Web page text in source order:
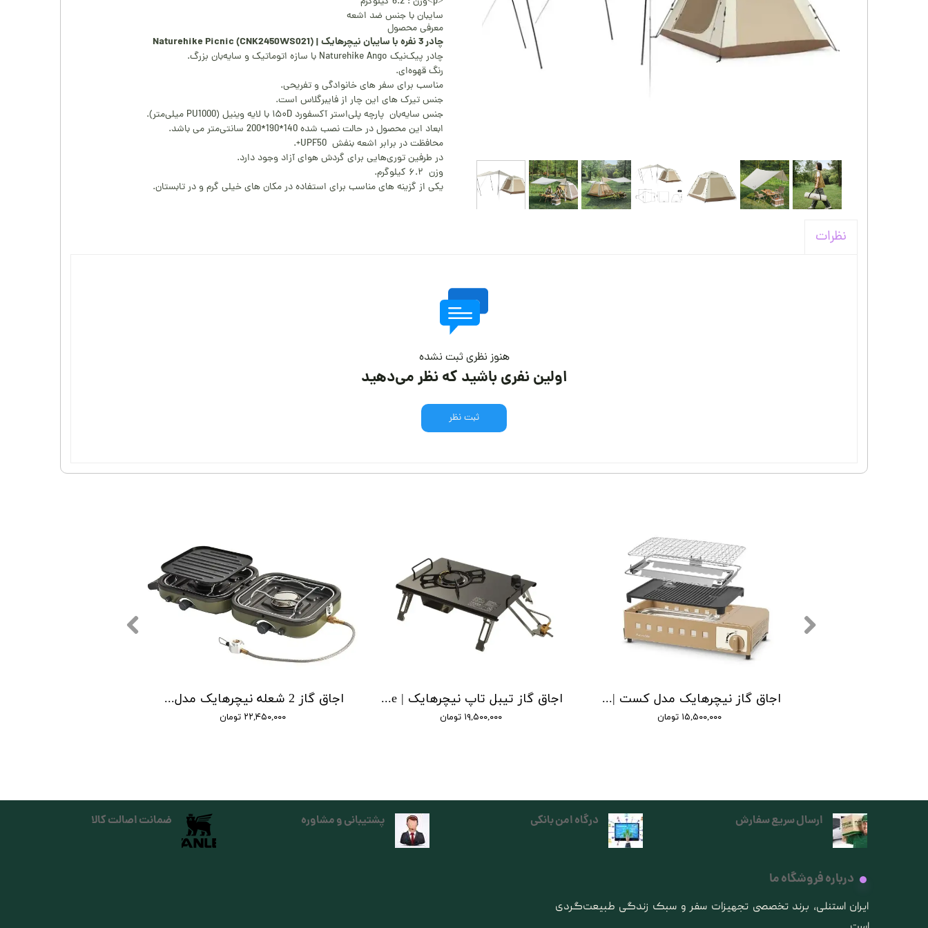
کیف و اکسسوری استنلی
سایبان با جنس ضد اشعه
معرفی محصول
چادر 3 نفره با سایبان نیچرهایک | Naturehike Picnic (CNK2450WS021)
چادر پیک‌نیک Naturehike Ango با سازه اتوماتیک و سایه‌بان بزرگ.
رنگ قهوه‌ای.
مناسب برای سفر های خانوادگی و تفریحی.
جنس تیرک های این چار از فایبرگلاس است.
جنس سایه‌بان پارچه پلی‌استر آکسفورد ۱۵۰D با لایه وینیل (PU1000 میلی‌متر).
ابعاد این محصول در حالت نصب شده 140*190*200 سانتی‌متر می باشد.
محافظت در برابر اشعه بنفش UPF50+.
در طرفین توری‌هایی برای گردش هوای آزاد وجود دارد.
وزن ۶.۲ کیلوگرم.
یکی از گزینه های مناسب برای استفاده در مکان های خیلی گرم و در تابستان.
نظرات
هنوز نظری ثبت نشده
اولین نفری باشید که نظر می‌دهید
ثبت نظر
اجاق گاز 2 شعله نیچرهایک مدل دوبل برنر | double burner folding gas stove
۲۲,۴۵۰,۰۰۰ تومان
اجاق گاز تیبل تاپ نیچرهایک | tabletop folding single head gas furnace
۱۹,۵۰۰,۰۰۰ تومان
اجاق گاز نیچرهایک مدل کست | multi functional cassette stove
۱۵,۵۰۰,۰۰۰ تومان
ارسال سریع سفارش
درباره فروشگاه ما
​ایران استنلی، برند تخصصی تجهیزات سفر و سبک زندگی طبیعت‌گردی
درگاه امن بانکی پشتیبانی و مشاوره ضمانت اصالت کالا